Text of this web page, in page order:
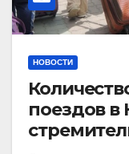
НОВОСТИ
поездов в